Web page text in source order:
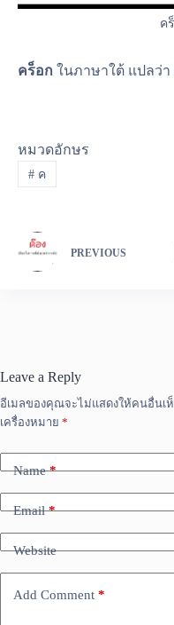
ค
คร็อก ในภาษาใต้ แปลว่า
หมวดอักษร
#ค
PREVIOUS
Leave a Reply
อีเมลของคุณจะไม่แสดงให้คนอื่นเ
เครื่องหมาย *
Name*
Email*
Website
Add Comment *